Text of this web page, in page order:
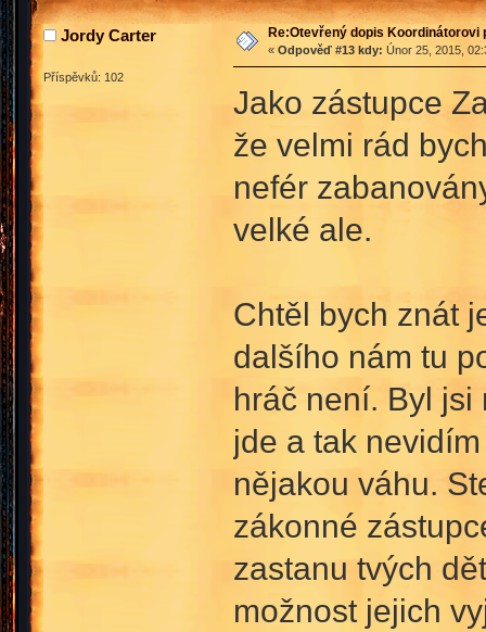
Jordy Carter
Příspěvků: 102
Re:Otevřený dopis Koordinátorovi
« Odpověď #13 kdy: Únor 25, 2015,
Jako zástupce
že velmi rád
nefér
velké ale.
Chtěl bych znát
dalšího nám tu
hráč není. Byl
jde a tak
nějakou váhu.
zákonné
zastanu tvých
možnost jejich